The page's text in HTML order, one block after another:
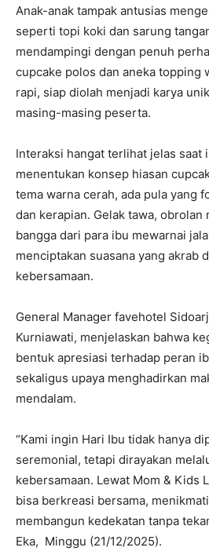
Anak-anak tampak antusias
seperti topi koki dan sarung
mendampingi dengan penuh
cupcake polos dan aneka topping
rapi, siap diolah menjadi karya
masing-masing peserta.
Interaksi hangat terlihat jelas saat
menentukan konsep hiasan
tema warna cerah, ada pula yang
dan kerapian. Gelak tawa,
bangga dari para ibu mewarnai
menciptakan suasana yang akrab
kebersamaan.
General Manager favehotel
Kurniawati, menjelaskan bahwa
bentuk apresiasi terhadap peran
sekaligus upaya menghadirkan
mendalam.
“Kami ingin Hari Ibu tidak hanya
seremonial, tetapi dirayakan
kebersamaan. Lewat Mom & Kids
bisa berkreasi bersama,
membangun kedekatan tanpa
Eka, Minggu (21/12/2025).